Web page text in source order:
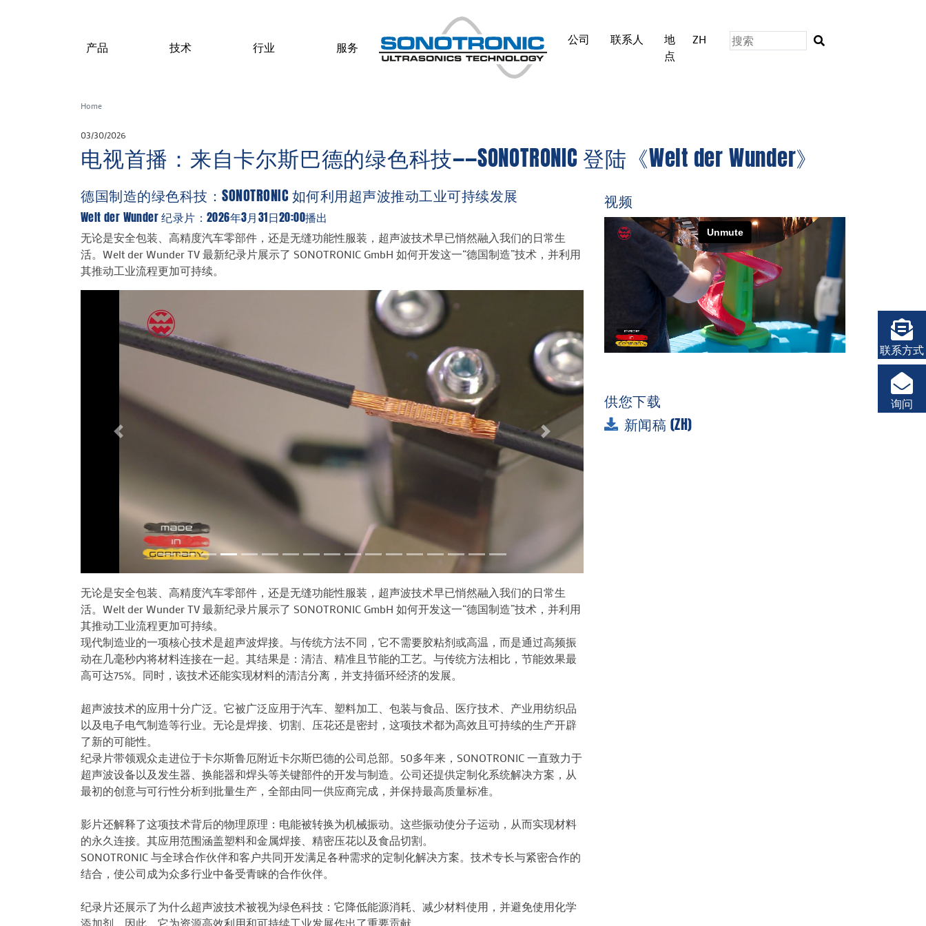
联系方式
询问
产品 技术 行业 服务
公司 联系人
地
点
ZH
Home
03/30/2026
电视首播：来自卡尔斯巴德的绿色科技——SONOTRONIC 登陆《Welt der Wunder》
德国制造的绿色科技：SONOTRONIC 如何利用超声波推动工业可持续发展
Welt der Wunder 纪录片：2026年3月31日20:00播出
无论是安全包装、高精度汽车零部件，还是无缝功能性服装，超声波技术早已悄然融入我们的日常生
活。Welt der Wunder TV 最新纪录片展示了 SONOTRONIC GmbH 如何开发这一“德国制造”技术，并利用
其推动工业流程更加可持续。
Previous 下一个
无论是安全包装、高精度汽车零部件，还是无缝功能性服装，超声波技术早已悄然融入我们的日常生
活。Welt der Wunder TV 最新纪录片展示了 SONOTRONIC GmbH 如何开发这一“德国制造”技术，并利用
其推动工业流程更加可持续。
现代制造业的一项核心技术是超声波焊接。与传统方法不同，它不需要胶粘剂或高温，而是通过高频振
动在几毫秒内将材料连接在一起。其结果是：清洁、精准且节能的工艺。与传统方法相比，节能效果最
高可达75%。同时，该技术还能实现材料的清洁分离，并支持循环经济的发展。
超声波技术的应用十分广泛。它被广泛应用于汽车、塑料加工、包装与食品、医疗技术、产业用纺织品
以及电子电气制造等行业。无论是焊接、切割、压花还是密封，这项技术都为高效且可持续的生产开辟
了新的可能性。
纪录片带领观众走进位于卡尔斯鲁厄附近卡尔斯巴德的公司总部。50多年来，SONOTRONIC 一直致力于
超声波设备以及发生器、换能器和焊头等关键部件的开发与制造。公司还提供定制化系统解决方案，从
最初的创意与可行性分析到批量生产，全部由同一供应商完成，并保持最高质量标准。
影片还解释了这项技术背后的物理原理：电能被转换为机械振动。这些振动使分子运动，从而实现材料
的永久连接。其应用范围涵盖塑料和金属焊接、精密压花以及食品切割。
SONOTRONIC 与全球合作伙伴和客户共同开发满足各种需求的定制化解决方案。技术专长与紧密合作的
结合，使公司成为众多行业中备受青睐的合作伙伴。
纪录片还展示了为什么超声波技术被视为绿色科技：它降低能源消耗、减少材料使用，并避免使用化学
添加剂。因此，它为资源高效利用和可持续工业发展作出了重要贡献。
视频
供您下载
新闻稿 (ZH)